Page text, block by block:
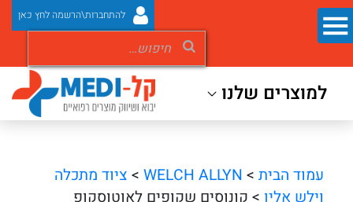
להתחברות\הרשמה לחץ כאן
למוצרים שלנו
עמוד הבית >
WELCH ALLYN
> ציוד מתכלה
וילש אלין > קונוסים שקופים לאוטוסקופ